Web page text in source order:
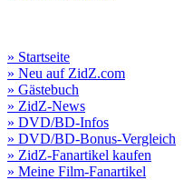
» Startseite
» Neu auf ZidZ.com
» Gästebuch
» ZidZ-News
» DVD/BD-Infos
» DVD/BD-Bonus-Vergleich
» ZidZ-Fanartikel kaufen
» Meine Film-Fanartikel